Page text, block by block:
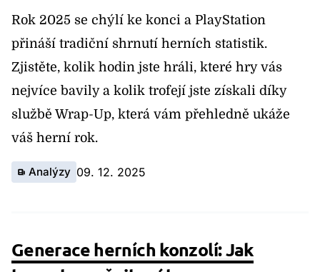
Rok 2025 se chýlí ke konci a PlayStation
přináší tradiční shrnutí herních statistik.
Zjistěte, kolik hodin jste hráli, které hry vás
nejvíce bavily a kolik trofejí jste získali díky
službě Wrap-Up, která vám přehledně ukáže
váš herní rok.
Analýzy 09. 12. 2025
Generace herních konzolí: Jak